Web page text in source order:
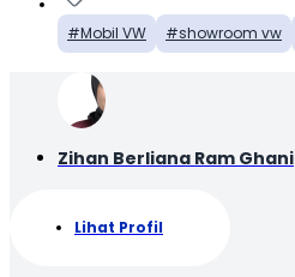
Mobil VW showroom vw
Zihan Berliana Ram Ghani
Lihat Profil